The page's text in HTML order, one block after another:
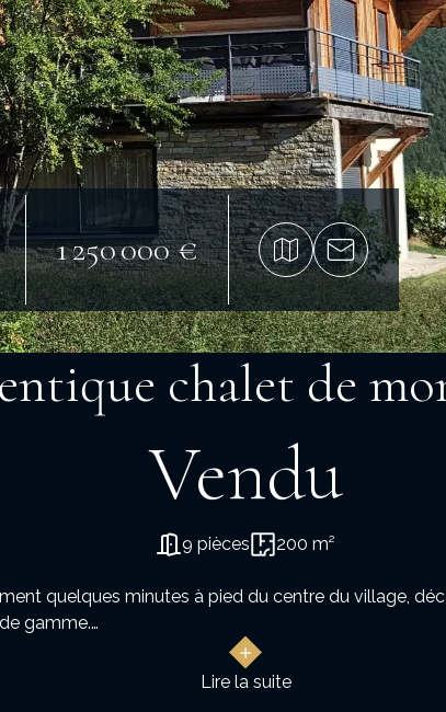
1 250 000 €
chalet de
Vendu
9 pièces
200 m²
quelques minutes à pied du centre du village,
gamme.
bien se distingue par sa qualité de construction et
Lire la suite